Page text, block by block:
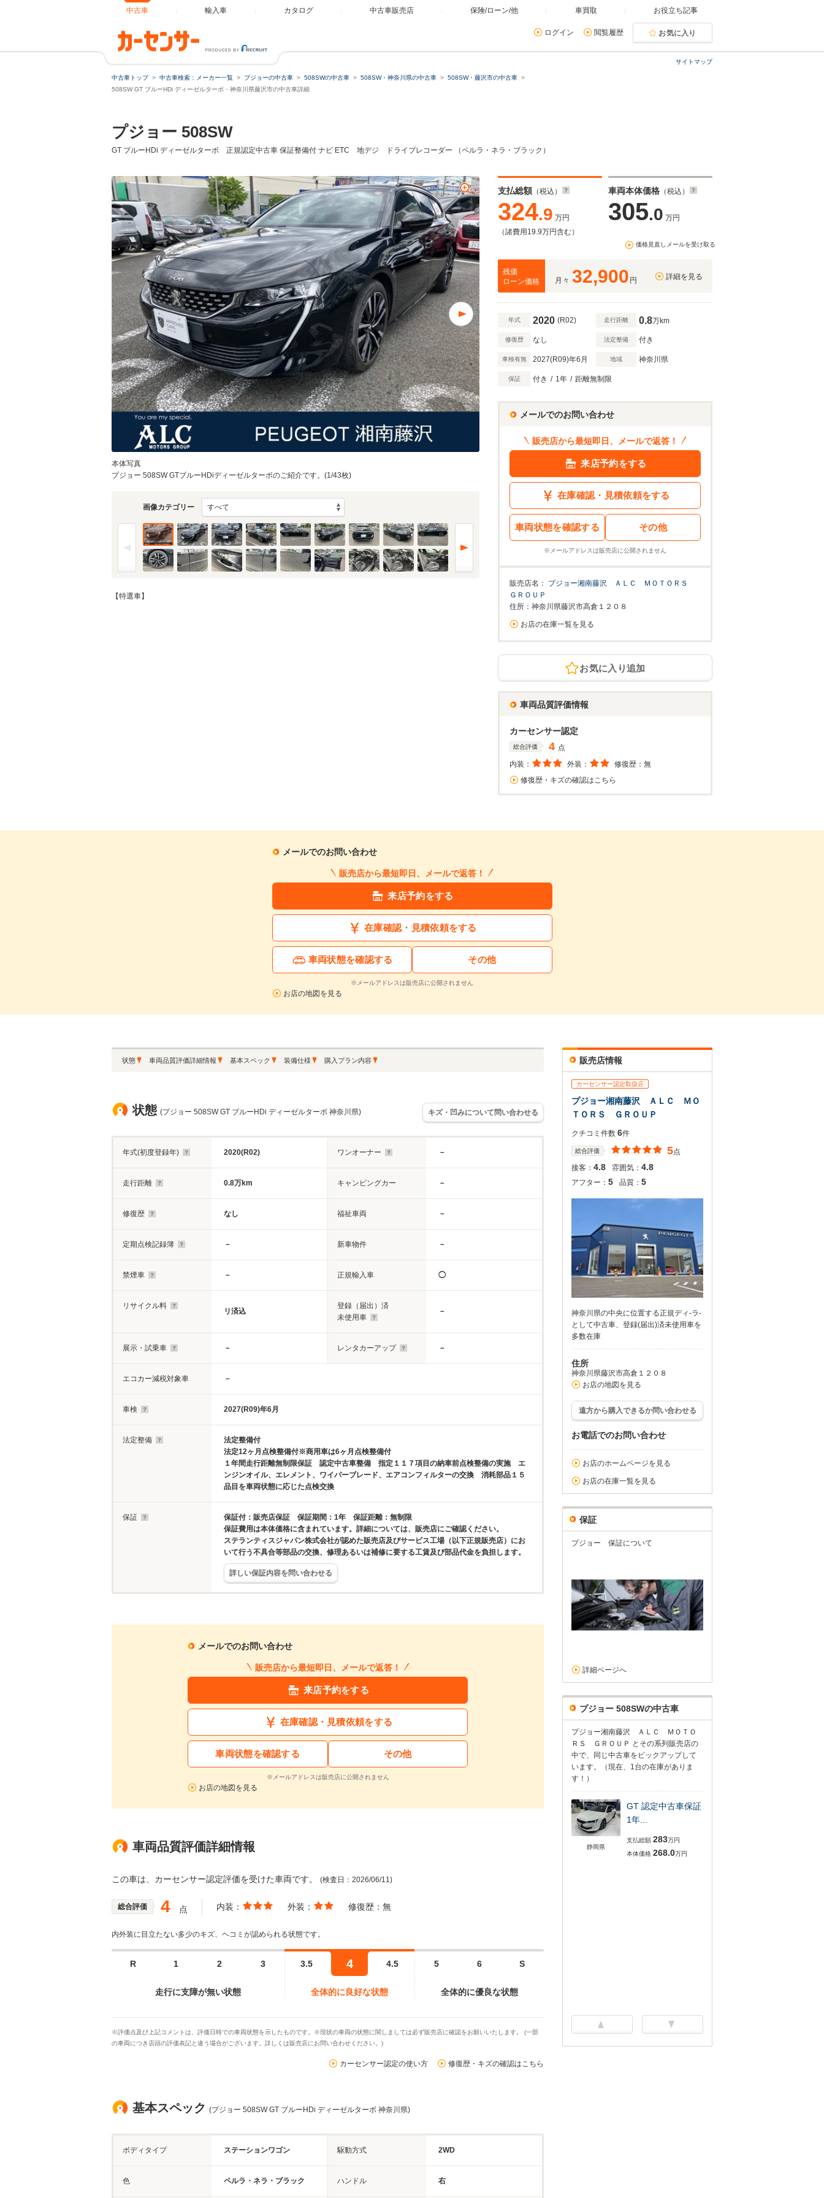
中古車 輸入車 カタログ 中古車販売店 保険/ローン/他 車買取 お役立ち記事
ログイン 閲覧履歴 お気に入り
サイトマップ
中古車トップ 中古車検索：メーカー一覧 プジョーの中古車 508SWの中古車 508SW・神奈川県の中古車
508SW・藤沢市の中古車
508SW GT ブルーHDi ディーゼルターボ・神奈川県藤沢市の中古車詳細
プジョー 508SW
GT ブルーHDi ディーゼルターボ 正規認定中古車 保証整備付 ナビ ETC 地デジ ドライブレコーダー （ペルラ・ネラ・ブラック）
本体写真
プジョー 508SW GTブルーHDiディーゼルターボのご紹介です。(1/43枚)
画像カテゴリー
【特選車】
支払総額 （税込）
324.9 万円
（諸費用19.9万円含む）
車両本体価格 （税込）
305.0 万円
価格見直しメールを受け取る
残価
ローン価格
月々 32,900 円 詳細を見る
年式 2020 (R02) 走行距離 0.8万km
修復歴 なし 法定整備 付き
車検有無 2027(R09)年6月 地域 神奈川県
保証 付き / 1年 / 距離無制限
メールでのお問い合わせ
販売店から最短即日、メールで返答！
来店予約をする
在庫確認・見積依頼をする
車両状態を確認する その他
※メールアドレスは販売店に公開されません
販売店名： プジョー湘南藤沢 ＡＬＣ ＭＯＴＯＲＳ
ＧＲＯＵＰ
住所：神奈川県藤沢市高倉１２０８
お店の在庫一覧を見る
お気に入り追加
車両品質評価情報
カーセンサー認定
総合評価 4 点
内装：
外装： 修復歴： 無
修復歴・キズの確認はこちら
メールでのお問い合わせ
販売店から最短即日、メールで返答！
来店予約をする
在庫確認・見積依頼をする
車両状態を確認する その他
※メールアドレスは販売店に公開されません
お店の地図を見る
状態 車両品質評価詳細情報 基本スペック 装備仕様 購入プラン内容
状態 (プジョー 508SW GT ブルーHDi ディーゼルターボ 神奈川県) キズ・凹みについて問い合わせる
年式(初度登録年) 2020(R02) ワンオーナー －
走行距離 0.8万km キャンピングカー －
修復歴 なし 福祉車両 －
定期点検記録簿 － 新車物件 －
禁煙車 － 正規輸入車 ◯
リサイクル料
リ済込
登録（届出）済
未使用車
－
展示・試乗車 － レンタカーアップ －
エコカー減税対象車 －
車検 2027(R09)年6月
法定整備
法定整備付
法定12ヶ月点検整備付※商用車は6ヶ月点検整備付
１年間走行距離無制限保証 認定中古車整備 指定１１７項目の納車前点検整備の実施 エ
ンジンオイル、エレメント、ワイパーブレード、エアコンフィルターの交換 消耗部品１５
品目を車両状態に応じた点検交換
保証
保証付：販売店保証 保証期間：1年 保証距離：無制限
保証費用は本体価格に含まれています。詳細については、販売店にご確認ください。
ステランティスジャパン株式会社が認めた販売店及びサービス工場（以下正規販売店）にお
いて行う不具合等部品の交換、修理あるいは補修に要する工賃及び部品代金を負担します。
詳しい保証内容を問い合わせる
メールでのお問い合わせ
販売店から最短即日、メールで返答！
来店予約をする
在庫確認・見積依頼をする
車両状態を確認する その他
※メールアドレスは販売店に公開されません
お店の地図を見る
車両品質評価詳細情報
この車は、カーセンサー認定評価を受けた車両です。 (検査日：2026/06/11)
総合評価 4 点 内装： 外装： 修復歴： 無
内外装に目立たない多少のキズ、ヘコミが認められる状態です。
R 1 2 3
走行に支障が無い状態
3.5 4 4.5
全体的に良好な状態
5 6 S
全体的に優良な状態
※評価点及び上記コメントは、評価日時での車両状態を示したものです。※現状の車両の状態に関しましては必ず販売店に確認をお願いいたします。 (一部
の車両につき店頭の評価表記と違う場合がございます。詳しくは販売店にお問い合わせください。)
カーセンサー認定の使い方 修復歴・キズの確認はこちら
基本スペック (プジョー 508SW GT ブルーHDi ディーゼルターボ 神奈川県)
ボディタイプ ステーションワゴン 駆動方式 2WD
色 ペルラ・ネラ・ブラック ハンドル 右
販売店情報
カーセンサー認定取扱店
プジョー湘南藤沢 ＡＬＣ ＭＯ
ＴＯＲＳ ＧＲＯＵＰ
クチコミ件数 6件
総合評価 5点
接客： 4.8 雰囲気： 4.8
アフター： 5 品質： 5
神奈川県の中央に位置する正規ディ-ラ-
として中古車、登録(届出)済未使用車を
多数在庫
住所
神奈川県藤沢市高倉１２０８
お店の地図を見る
遠方から購入できるか問い合わせる
お電話でのお問い合わせ
お店のホームページを見る
お店の在庫一覧を見る
保証
プジョー 保証について
詳細ページへ
プジョー 508SWの中古車
プジョー湘南藤沢 ＡＬＣ ＭＯＴＯ
ＲＳ ＧＲＯＵＰ とその系列販売店の
中で、同じ中古車をピックアップして
います。（現在、1台の在庫がありま
す！）
静岡県
GT 認定中古車保証
1年...
支払総額 283万円
本体価格 268.0万円
ローンシミュレーター
ローン種類
借入額
支払総額 本体価格 自由に設定
物件価格 万円
頭金 万円
324
支払回数・金利・ボーナス払い
返済期間
金利 %
月々の支払額 割賦販売価格： 358.6万円
※シミュレーション結果は入力された条件で算出した概算金額となります。お支払い金額の目安としてご利用ください。
※シミュレーションしたローン金利は参考値です。実店舗での金利は異なる場合があります。
通常ローン・支払総額 で計算
月々の
支払額 4.3万円
割賦販売価格： 358.6万円
利息分： 33.7万円
シミュレーション結果を見る
この中古車に関するお問い合わせ
508SW GT ブルーHDi ディーゼルターボ 正規認定中古車 保証整備付 ナビ ETC 地デジ ドライブレコーダー
324.9
車両本体価格
305.0
年式 走行距離
再シミュレーションする